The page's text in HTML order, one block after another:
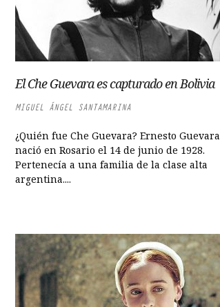
El Che Guevara es capturado en Bolivia
MIGUEL ÁNGEL SANTAMARINA
¿Quién fue Che Guevara? Ernesto Guevara
nació en Rosario el 14 de junio de 1928.
Pertenecía a una familia de la clase alta
argentina....